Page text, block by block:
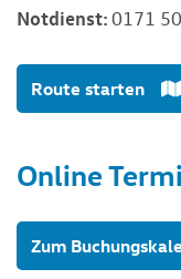
Notdienst:0171
Route starten
Online
Zum